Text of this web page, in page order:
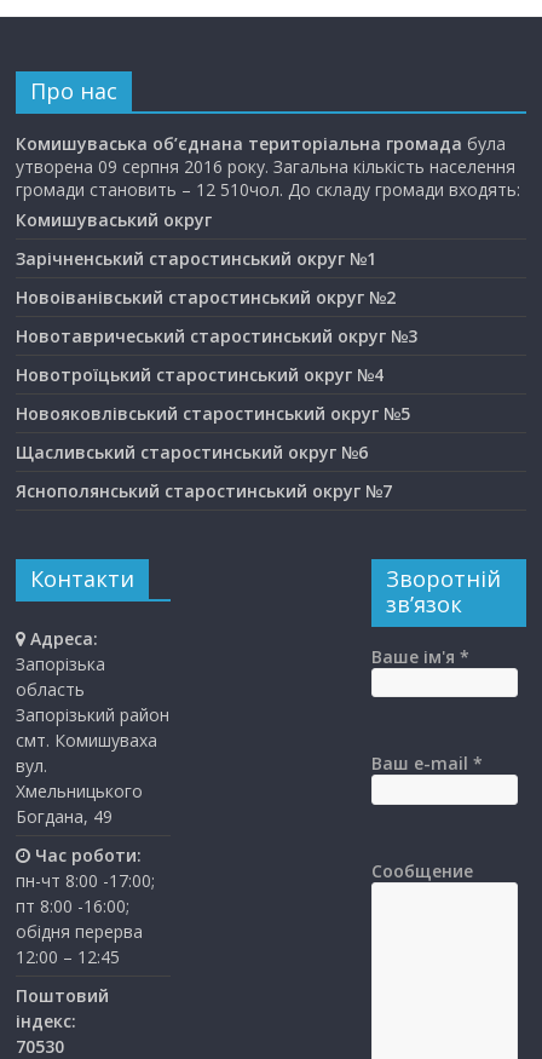
Про нас
Комишуваська об’єднана територіальна громада була
утворена 09 серпня 2016 року. Загальна кількість населення
громади становить – 12 510чол. До складу громади входять:
Комишуваський округ
Зарічненський старостинський округ №1
Новоіванівський старостинський округ №2
Новотавричеський старостинський округ №3
Новотроїцький старостинський округ №4
Новояковлівський старостинський округ №5
Щасливський старостинський округ №6
Яснополянський старостинський округ №7
Контакти
Адреса:
Запорізька
область
Запорізький район
смт. Комишуваха
вул.
Хмельницького
Богдана, 49
Час роботи:
пн-чт 8:00 -17:00;
пт 8:00 -16:00;
обідня перерва
12:00 – 12:45
Поштовий
індекс:
70530
Зворотній
зв’язок
Ваше ім'я *
Ваш e-mail *
Сообщение